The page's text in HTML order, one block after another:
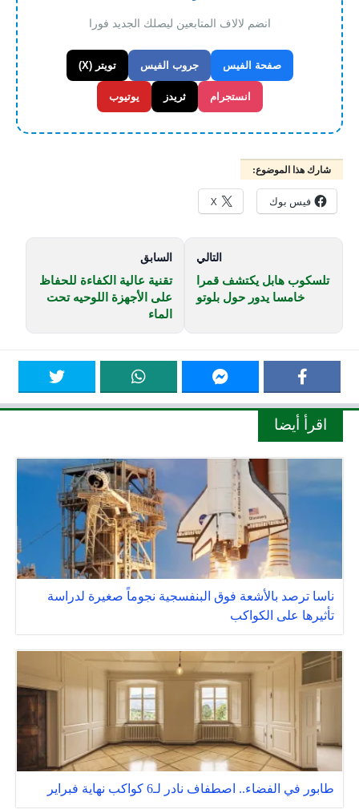
انضم لالاف المتابعين ليصلك الجديد فورا
صفحة الفيس جروب الفيس تويتر (X)
انستجرام ثريدز يوتيوب
شارك هذا الموضوع:
فيس بوك X
التالي
تلسكوب هابل يكتشف قمرا
خامسا يدور حول بلوتو
السابق
تقنية عالية الكفاءة للحفاظ
على الأجهزة اللوحيه تحت
الماء
اقرأ أيضا
ناسا ترصد بالأشعة فوق البنفسجية نجوماً صغيرة لدراسة
تأثيرها على الكواكب
طابور في الفضاء.. اصطفاف نادر لـ6 كواكب نهاية فبراير